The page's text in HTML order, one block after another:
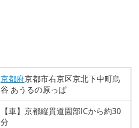
京都府京都市右京区京北下中町鳥
谷 あうるの原っぱ
【車】京都縦貫道園部ICから約30
分